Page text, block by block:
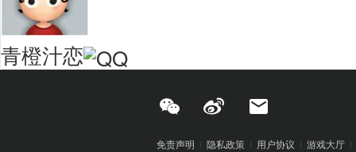
青橙汁恋
免责声明 隐私政策 用户协议 游戏大厅